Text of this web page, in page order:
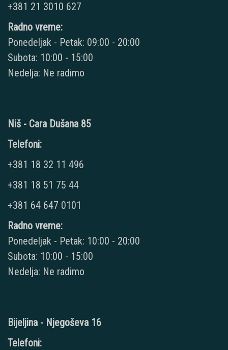
+381 21 3010 627
Radno vreme:
Ponedeljak - Petak: 09:00 - 20:00
Subota: 10:00 - 15:00
Nedelja: Ne radimo
Niš - Cara Dušana 85
Telefoni:
+381 18 32 11 496
+381 18 51 75 44
+381 64 647 0101
Radno vreme:
Ponedeljak - Petak: 10:00 - 20:00
Subota: 10:00 - 15:00
Nedelja: Ne radimo
Bijeljina - Njegoševa 16
Telefoni: